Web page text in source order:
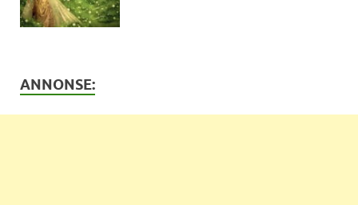
ANNONSE: